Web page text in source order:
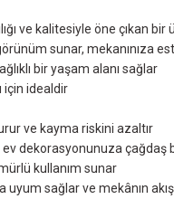
ve kalitesiyle öne çıkan bir
sunar, mekanınıza
bir yaşam alanı sağlar
için idealdir
ve kayma riskini azaltır
ev dekorasyonunuza çağdaş
kullanım sunar
sağlar ve mekânın